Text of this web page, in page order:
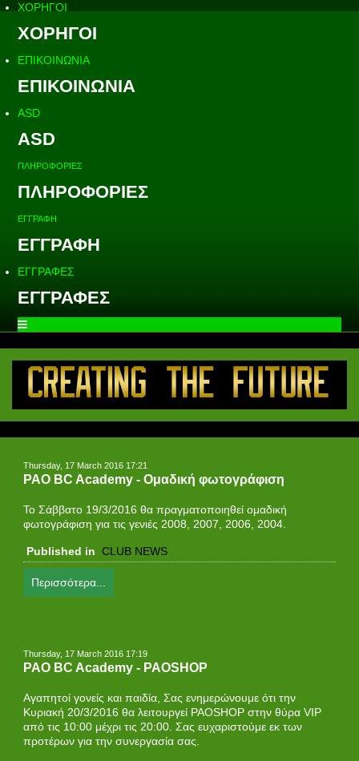
ΧΟΡΗΓΟΙ
ΧΟΡΗΓΟΙ
ΕΠΙΚΟΙΝΩΝΙΑ
ΕΠΙΚΟΙΝΩΝΙΑ
ASD
ASD
ΠΛΗΡΟΦΟΡΙΕΣ
ΠΛΗΡΟΦΟΡΙΕΣ
ΕΓΓΡΑΦΗ
ΕΓΓΡΑΦΗ
ΕΓΓΡΑΦΕΣ
ΕΓΓΡΑΦΕΣ
Thursday, 17 March 2016 17:21
PAO BC Academy - Ομαδική φωτογράφιση
Το Σάββατο 19/3/2016 θα πραγματοποιηθεί ομαδική
φωτογράφιση για τις γενιές 2008, 2007, 2006, 2004.
Published in CLUB NEWS
Περισσότερα...
Thursday, 17 March 2016 17:19
PAO BC Academy - PAOSHOP
Αγαπητοί γονείς και παιδία, Σας ενημερώνουμε ότι την
Κυριακή 20/3/2016 θα λειτουργεί PAOSHOP στην θύρα VIP
από τις 10:00 μέχρι τις 20:00. Σας ευχαριστούμε εκ των
προτέρων για την συνεργασία σας.